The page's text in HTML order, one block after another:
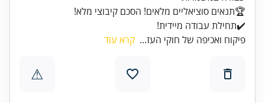
✔️תחילת עבודה מיידית!
פיקוח ואכיפה של חוקי העז... קרא עוד
⚠